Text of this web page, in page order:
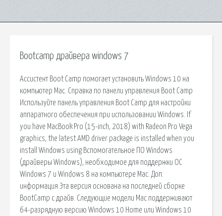
Bootcamp драйвера windows 7
Ассистент Boot Camp помогает установить Windows 10 на
компьютер Mac. Справка по панели управления Boot Camp
Используйте панель управления Boot Camp для настройки
аппаратного обеспечения при использовании Windows. If
you have MacBook Pro (15-inch, 2018) with Radeon Pro Vega
graphics, the latest AMD driver package is installed when you
install Windows using Вспомогательное ПО Windows
(драйверы Windows), необходимое для поддержки ОС
Windows 7 и Windows 8 на компьютере Mac. Доп.
информация Эта версия основана на последней сборке
BootCamp с драйв. Следующие модели Mac поддерживают
64-разрядную версию Windows 10 Home или Windows 10